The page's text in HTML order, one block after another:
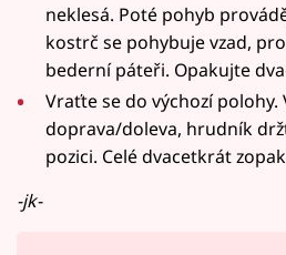
neklesá. Poté pohyb
kostrč se pohybuje vzad,
bederní páteři. Opakujte
Vraťte se do výchozí polohy.
doprava/doleva, hrudník
pozici. Celé dvacetkrát
-jk-